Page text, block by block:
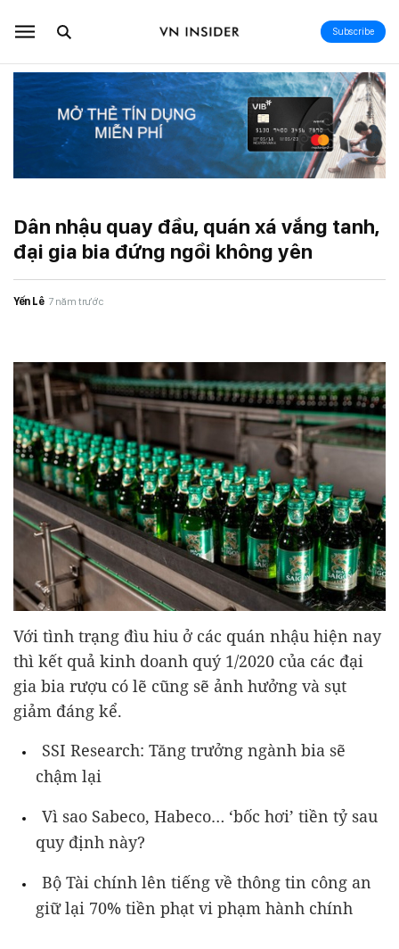
Subscribe
Dân nhậu quay đầu, quán xá vắng tanh,
đại gia bia đứng ngồi không yên
Yến Lê 7 năm trước
Với tình trạng đìu hiu ở các quán nhậu hiện nay
thì kết quả kinh doanh quý 1/2020 của các đại
gia bia rượu có lẽ cũng sẽ ảnh hưởng và sụt
giảm đáng kể.
SSI Research: Tăng trưởng ngành bia sẽ
chậm lại
Vì sao Sabeco, Habeco… ‘bốc hơi’ tiền tỷ sau
quy định này?
Bộ Tài chính lên tiếng về thông tin công an
giữ lại 70% tiền phạt vi phạm hành chính